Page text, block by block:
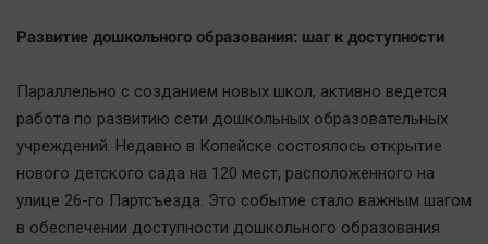
Вкусное
Дети
ЖКХ
Интервью
Качество жизни
Развитие дошкольного образования: шаг к доступности
Параллельно с созданием новых школ, активно ведется
работа по развитию сети дошкольных образовательных
учреждений. Недавно в Копейске состоялось открытие
нового детского сада на 120 мест, расположенного на
улице 26-го Партсъезда. Это событие стало важным шагом
в обеспечении доступности дошкольного образования